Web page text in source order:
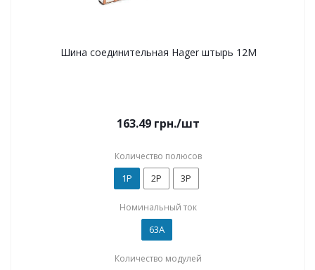
Шина соединительная Hager штырь 12М
163.49 грн./шт
Количество полюсов
1P 2P 3P
Номинальный ток
63А
Количество модулей